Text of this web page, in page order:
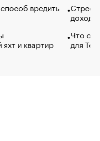
вредить
и квартир
Что
для